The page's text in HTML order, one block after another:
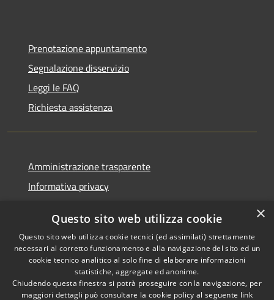
Prenotazione appuntamento
Segnalazione disservizio
Leggi le FAQ
Richiesta assistenza
Amministrazione trasparente
Informativa privacy
Dichiarazione di accessibilità
RSS
Copyright © 2026 • Comune di
×
Questo sito web utilizza cookie
Questo sito web utilizza cookie tecnici (ed assimilati) strettamente
necessari al corretto funzionamento e alla navigazione del sito ed un
cookie tecnico analitico al solo fine di elaborare informazioni
statistiche, aggregate ed anonime.
Chiudendo questa finestra si potrà proseguire con la navigazione, per
maggiori dettagli può consultare la cookie policy al seguente link